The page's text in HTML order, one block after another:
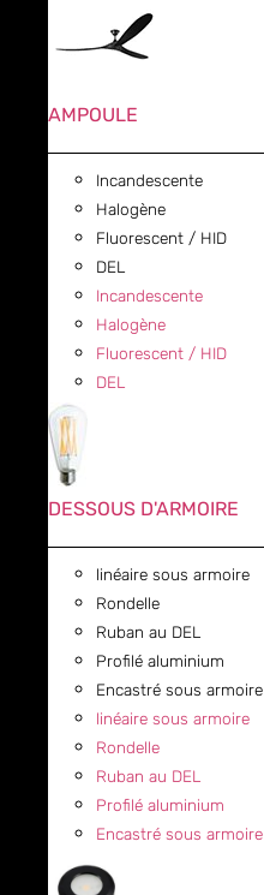
AMPOULE
Incandescente
Halogène
Fluorescent / HID
DEL
Incandescente
Halogène
Fluorescent / HID
DEL
DESSOUS D'ARMOIRE
linéaire sous armoire
Rondelle
Ruban au DEL
Profilé aluminium
Encastré sous armoire
linéaire sous armoire
Rondelle
Ruban au DEL
Profilé aluminium
Encastré sous armoire